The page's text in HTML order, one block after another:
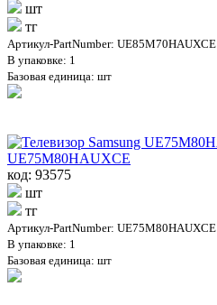
шт
тг
Артикул-PartNumber: UE85M70HAUXCE
В упаковке: 1
Базовая единица: шт
UE75M80HAUXCE
код: 93575
шт
тг
Артикул-PartNumber: UE75M80HAUXCE
В упаковке: 1
Базовая единица: шт